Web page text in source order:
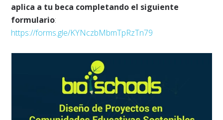
aplica a tu beca completando el siguiente
formulario:
https://forms.gle/KYNczbMbmTpRzTn79